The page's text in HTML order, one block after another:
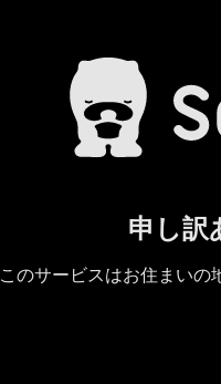
申し訳
このサービスはお住まいの